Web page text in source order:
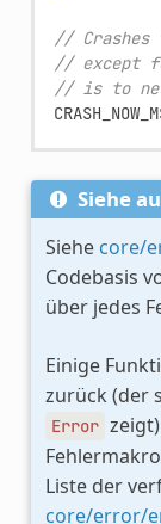
// Crashes
// except
// is to
Siehe
Siehe core/
Codebasis
über jedes
Einige
zurück (der
Error
Liste der
core/error/